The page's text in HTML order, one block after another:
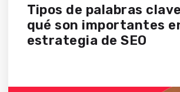
Tipos de palabras
qué son importantes
estrategia de SEO